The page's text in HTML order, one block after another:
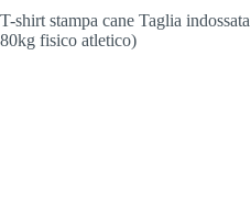
T-shirt stampa cane Taglia
80kg fisico atletico)